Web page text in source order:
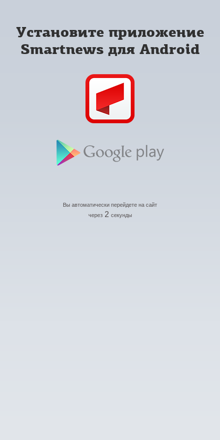
Установите приложение
Smartnews для Android
Вы автоматически перейдете на сайт
через 2 секунды